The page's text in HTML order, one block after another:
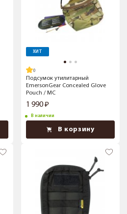
ХИТ
Подсумок утилитарный
EmersonGear Concealed Glove
Pouch / MC
1 990
В наличии
В корзину